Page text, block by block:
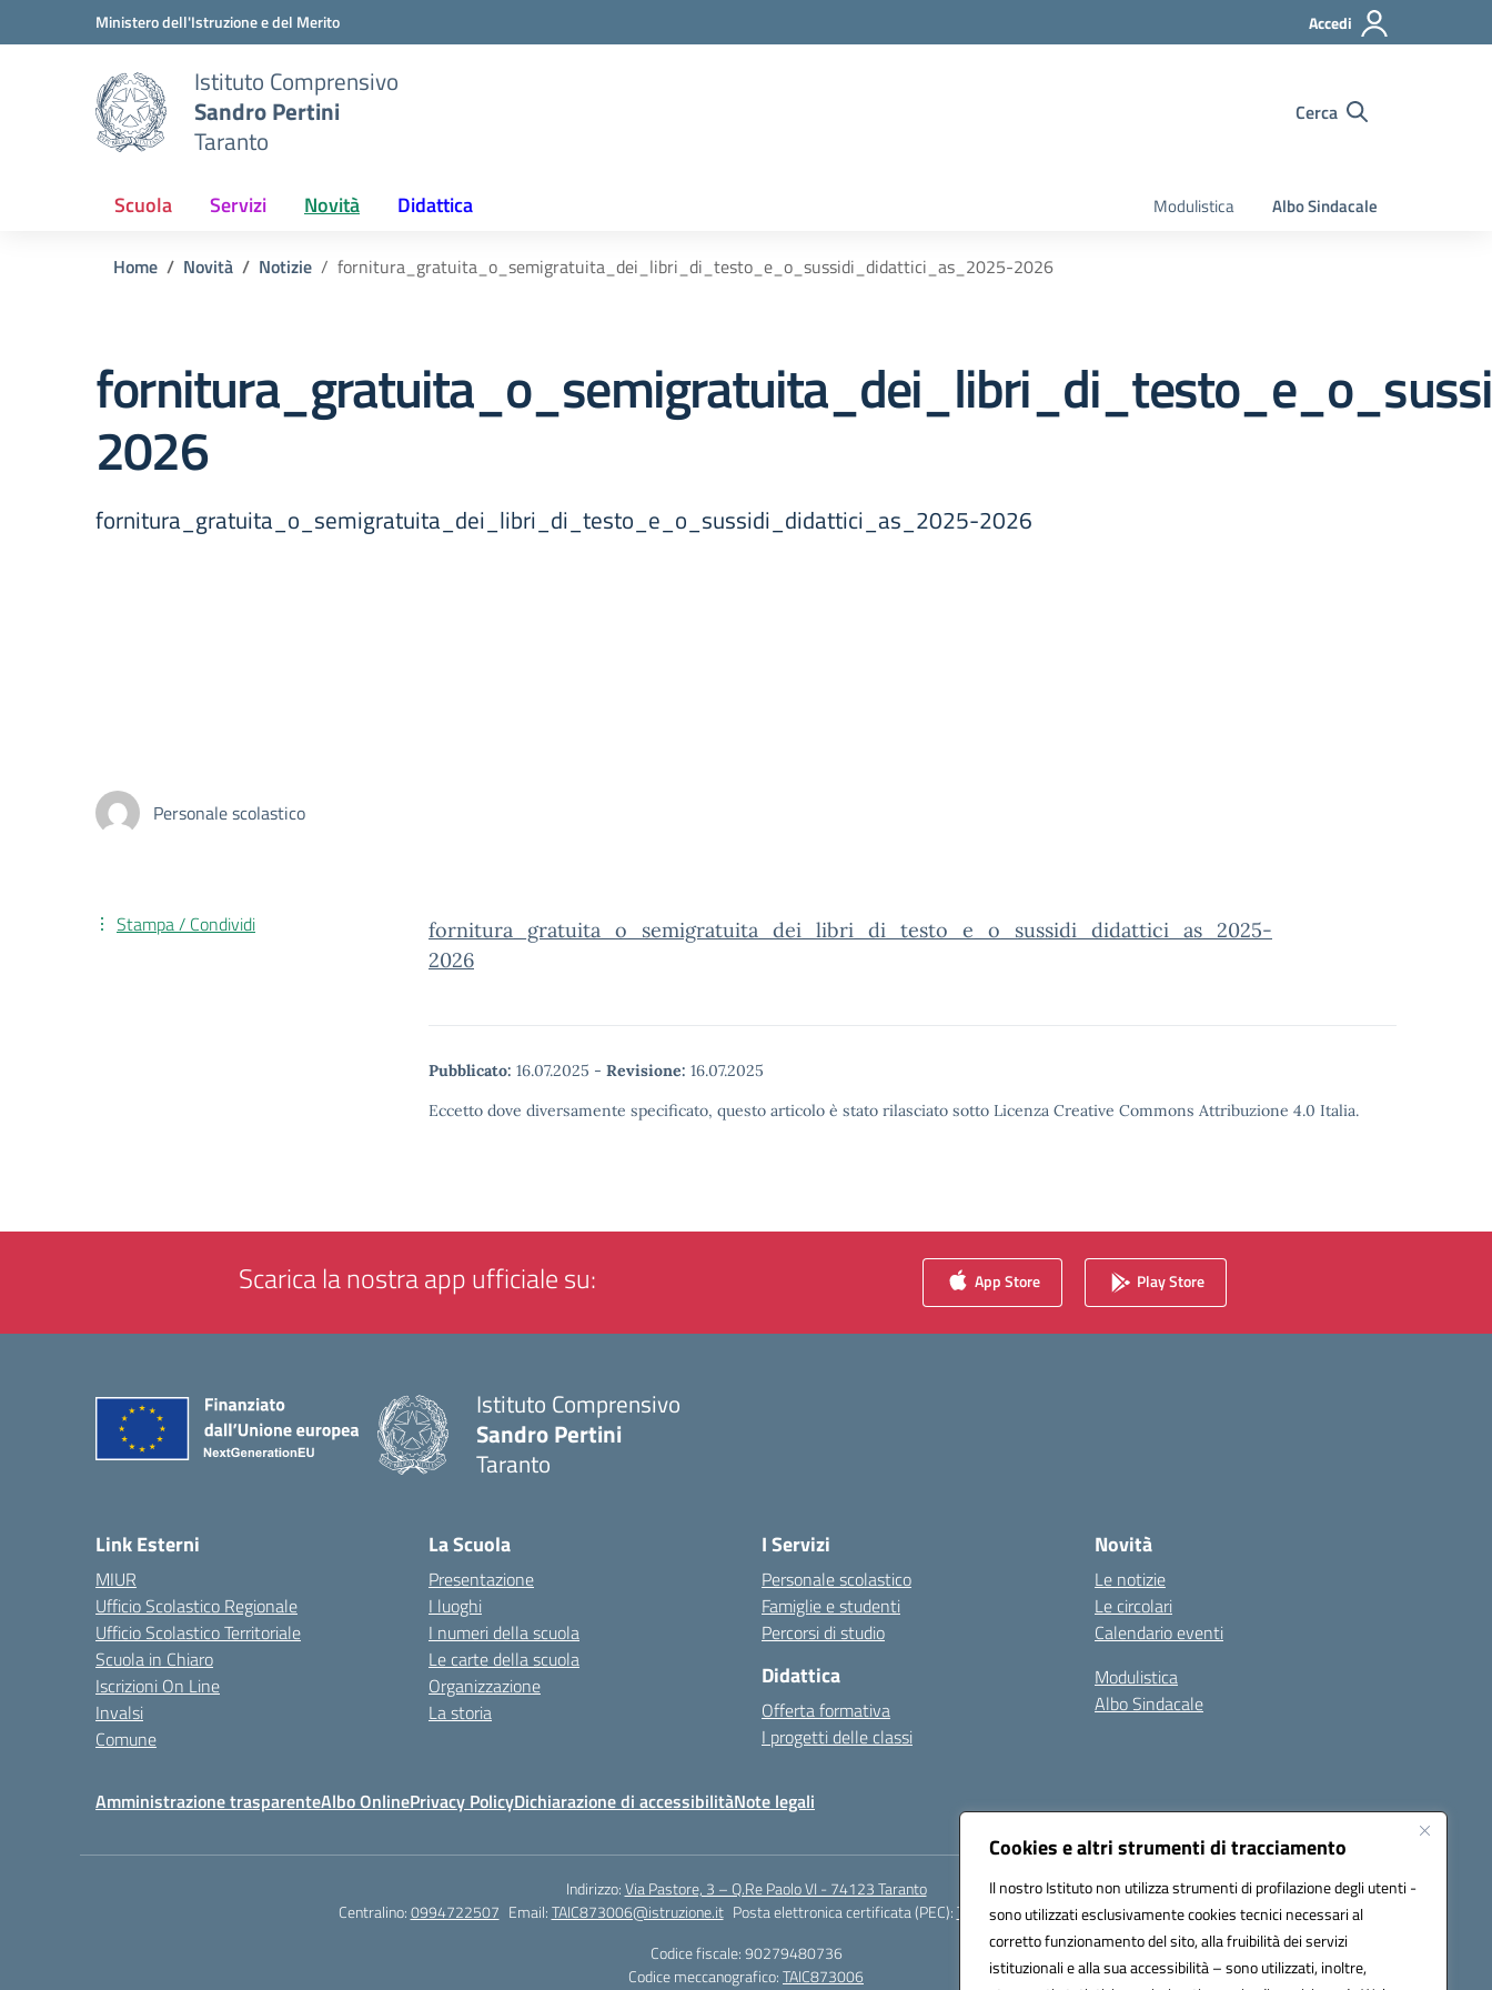
Cookies e altri strumenti di tracciamento
Il nostro Istituto non utilizza strumenti di profilazione degli utenti -
sono utilizzati esclusivamente cookies tecnici necessari al
corretto funzionamento del sito, alla fruibilità dei servizi
istituzionali e alla sua accessibilità – sono utilizzati, inoltre,
Vai ai contenuti
Vai al menu di navigazioneMinistero dell'Istruzione e del Merito Accedi
Istituto Comprensivo
Sandro Pertini
Taranto
Cerca
Scuola Servizi Novità Didattica Modulistica Albo Sindacale
Home Novità Notizie fornitura_gratuita_o_semigratuita_dei_libri_di_testo_e_o_sussidi_didattici_as_2025-2026
2026
fornitura_gratuita_o_semigratuita_dei_libri_di_testo_e_o_sussidi_didattici_as_2025-2026
Personale scolastico
fornitura_gratuita_o_semigratuita_dei_libri_di_testo_e_o_sussidi_didattici_as_2025-
2026
Pubblicato: 16.07.2025 - Revisione: 16.07.2025
Eccetto dove diversamente specificato, questo articolo è stato rilasciato sotto Licenza Creative Commons Attribuzione 4.0 Italia.
Stampa / Condividi
Scarica la nostra app ufficiale su: App Store Play Store
Istituto Comprensivo
Sandro Pertini
Taranto
Link Esterni
MIUR
Ufficio Scolastico Regionale
Ufficio Scolastico Territoriale
Scuola in Chiaro
Iscrizioni On Line
Invalsi
Comune
La Scuola
Presentazione
I luoghi
I numeri della scuola
Le carte della scuola
Organizzazione
La storia
I Servizi
Personale scolastico
Famiglie e studenti
Percorsi di studio
Didattica
Offerta formativa
I progetti delle classi
Novità
Le notizie
Le circolari
Calendario eventi
Modulistica
Albo Sindacale
Amministrazione trasparenteAlbo OnlinePrivacy PolicyDichiarazione di accessibilitàNote legali
Indirizzo:Via Pastore, 3 – Q.Re Paolo VI - 74123 Taranto
Centralino:0994722507 Email:TAIC873006@istruzione.it Posta elettronica certificata (PEC):TAIC873006@pec.istruzione.it
Codice fiscale: 90279480736
Codice meccanografico:TAIC873006